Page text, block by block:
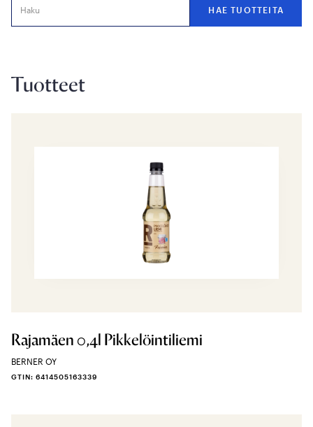
Tuotteet
Rajamäen 0,4l Pikkelöintiliemi
BERNER OY
GTIN: 6414505163339